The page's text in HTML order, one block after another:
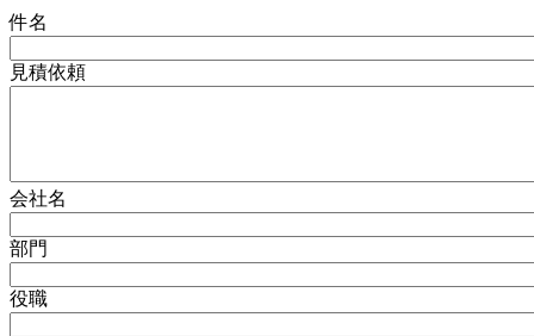
件名
見積依頼
会社名
部門
役職